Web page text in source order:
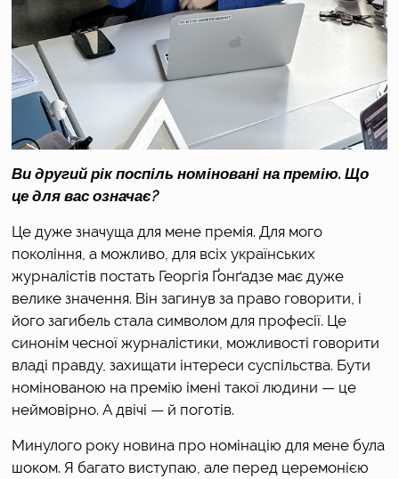
Ви другий рік поспіль номіновані на премію. Що
це для вас означає?
Це дуже значуща для мене премія. Для мого
покоління, а можливо, для всіх українських
журналістів постать Георгія Ґонґадзе має дуже
велике значення. Він загинув за право говорити, і
його загибель стала символом для професії. Це
синонім чесної журналістики, можливості говорити
владі правду, захищати інтереси суспільства. Бути
номінованою на премію імені такої людини — це
неймовірно. А двічі — й поготів.
Минулого року новина про номінацію для мене була
шоком. Я багато виступаю, але перед церемонією